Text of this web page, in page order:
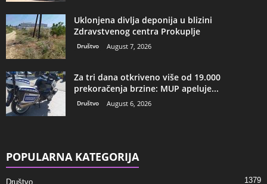
Uklonjena divlja deponija u blizini
Zdravstvenog centra Prokuplje
Društvo August 7, 2026
Za tri dana otkriveno više od 19.000
prekoračenja brzine: MUP apeluje...
Društvo August 6, 2026
POPULARNA KATEGORIJA
Društvo 1379